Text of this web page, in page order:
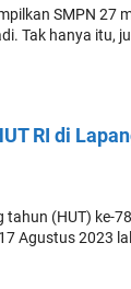
SMPN 27
Tak hanya itu,
RI di
(HUT) ke-
Agustus 2023